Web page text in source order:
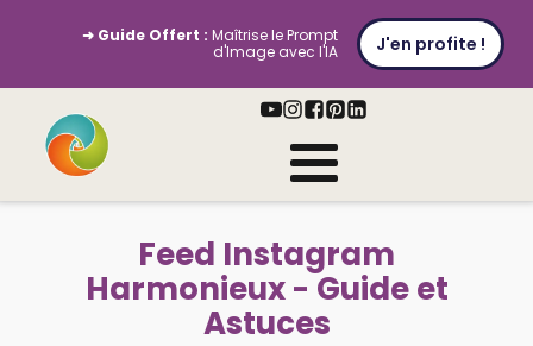
➜ Guide Offert : Maîtrise le Prompt
d'Image avec l'IA
J'en profite !
Feed Instagram
Harmonieux - Guide et
Astuces